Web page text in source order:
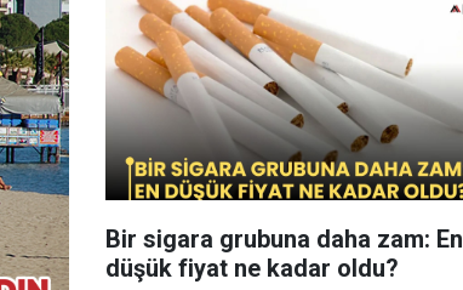
Bir sigara grubuna daha zam: En
düşük fiyat ne kadar oldu?